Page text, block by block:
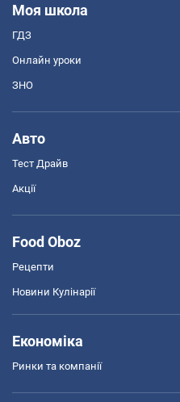
Моя школа
ГДЗ
Онлайн уроки
ЗНО
Авто
Тест Драйв
Акції
Food Oboz
Рецепти
Новини Кулінарії
Економіка
Ринки та компанії